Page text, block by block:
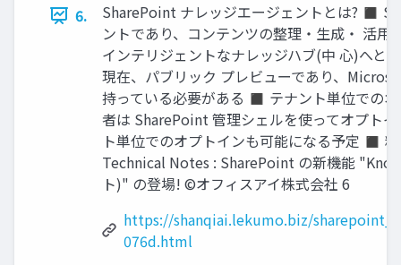
6.
SharePoint ナレッジエージェントとは? ◼
ントであり、コンテンツの整理・生成・ 活
インテリジェントなナレッジハブ(中 心)へ
現在、パブリック プレビューであり、
持っている必要がある ◼ テナント単位での
者は SharePoint 管理シェルを使ってオプト
ト単位でのオプトインも可能になる予定 ◼
Technical Notes : SharePoint の新機能
ト)" の登場! ©オフィスアイ株式会社 6
https://shanqiai.lekumo.biz/
076d.html